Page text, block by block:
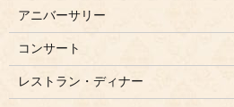
アニバーサリー
コンサート
レストラン・ディナー